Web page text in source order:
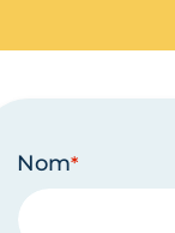
Nom